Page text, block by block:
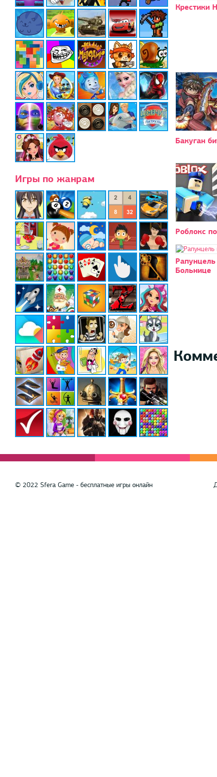
Игры по жанрам
Крестики
Бакуган
Роблокс
Больнице
© 2022 Sfera Game - бесплатные игры онлайн